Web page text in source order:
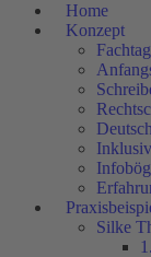
Home
Konzept
Silke